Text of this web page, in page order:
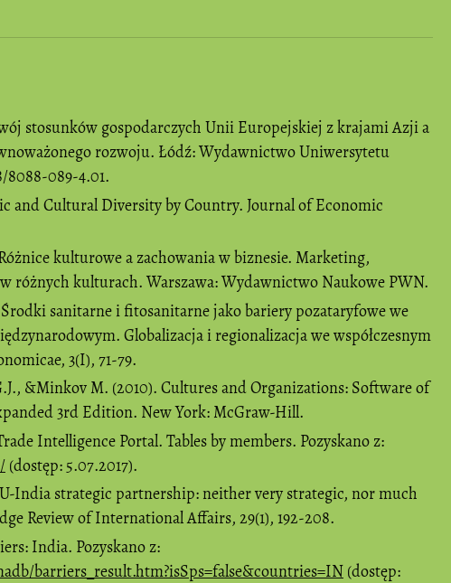
stosunków gospodarczych Unii Europejskiej z krajami Azji a
rozwoju. Łódź: Wydawnictwo Uniwersytetu
8088-089-4.01.
and Cultural Diversity by Country. Journal of Economic
kulturowe a zachowania w biznesie. Marketing,
różnych kulturach. Warszawa: Wydawnictwo Naukowe PWN.
sanitarne i fitosanitarne jako bariery pozataryfowe we
Globalizacja i regionalizacja we współczesnym
3(I), 71-79.
&Minkov M. (2010). Cultures and Organizations: Software of
3rd Edition. New York: McGraw-Hill.
Intelligence Portal. Tables by members. Pozyskano z:
(dostęp: 5.07.2017).
India strategic partnership: neither very strategic, nor much
Review of International Affairs, 29(1), 192-208.
India. Pozyskano z:
barriers_result.htm?isSps=false&countries=IN (dostęp: